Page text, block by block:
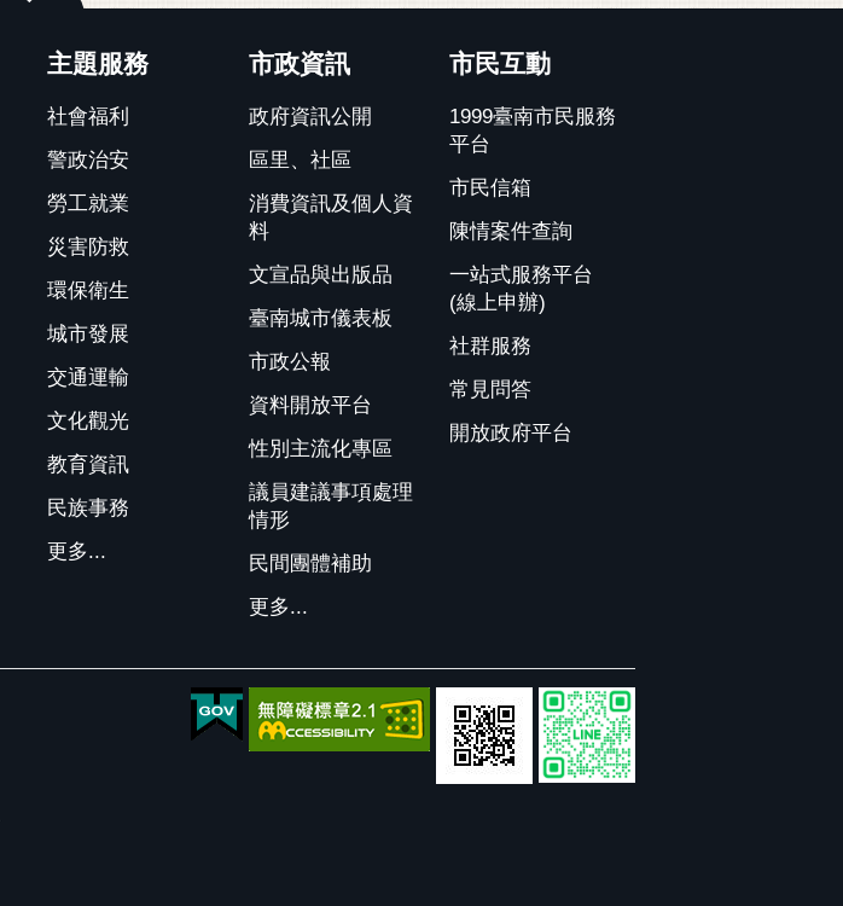
主題服務
社會福利
警政治安
勞工就業
災害防救
環保衛生
城市發展
交通運輸
文化觀光
教育資訊
民族事務
更多...
市政資訊
政府資訊公開
區里、社區
消費資訊及個人資
料
文宣品與出版品
臺南城市儀表板
市政公報
資料開放平台
性別主流化專區
議員建議事項處理
情形
民間團體補助
更多...
市民互動
1999臺南市民服務
平台
市民信箱
陳情案件查詢
一站式服務平台
(線上申辦)
社群服務
常見問答
開放政府平台